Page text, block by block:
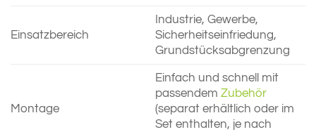
Einsatzbereich
Industrie, Gewerbe,
Sicherheitseinfriedung,
Grundstücksabgrenzung
Montage
Einfach und schnell mit
passendem Zubehör
(separat erhältlich oder im
Set enthalten, je nach